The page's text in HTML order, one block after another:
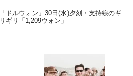
「ドルウォン」30日(水)夕刻・支持線のギ
リギリ「1,209ウォン」